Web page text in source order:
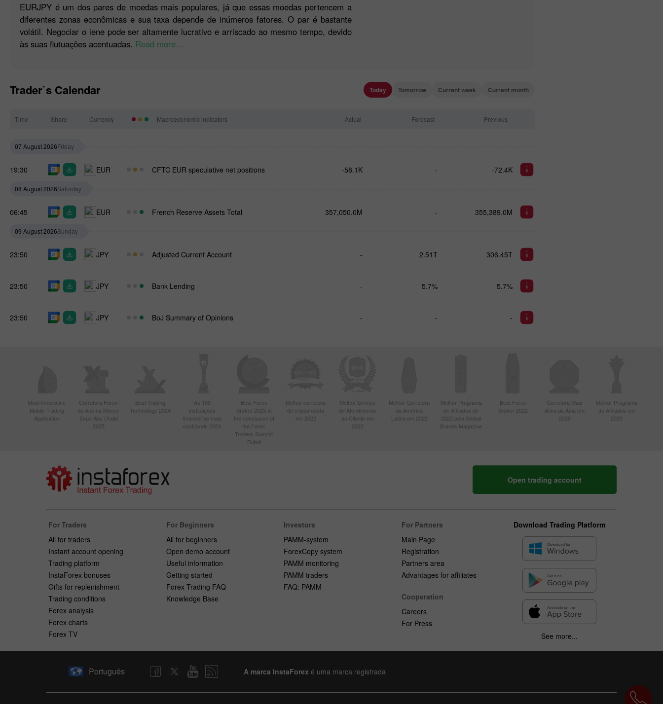
EURJPY é um dos pares de moedas mais populares, já que essas moedas pertencem a
diferentes zonas econômicas e sua taxa depende de inúmeros fatores. O par é bastante
volátil. Negociar o iene pode ser altamente lucrativo e arriscado ao mesmo tempo, devido
às suas flutuações acentuadas. Read more...
Trader`s Calendar Today Tomorrow Current week Current month
Time Share Currency Macroeconomic indicators Actual Forecast Previous
07 August 2026Friday
19:30 EUR CFTC EUR speculative net positions -58.1K - -72.4K
08 August 2026Saturday
06:45 EUR French Reserve Assets Total 357,050.0M - 355,389.0M
09 August 2026Sunday
23:50 JPY Adjusted Current Account - 2.51T 306.45T
23:50 JPY Bank Lending - 5.7% 5.7%
23:50 JPY BoJ Summary of Opinions - - -
Most Innovative
Mobile Trading
Application
Corretora Forex
do Ano na Money
Expo Abu Dhabi
2025
Best Trading
Technology 2024
As 100
instituições
financeiras mais
confiáveis 2024
Best Forex
Broker 2023 at
the conclusion of
the Forex
Traders Summit
Dubai
Melhor corretora
de criptomoeda
em 2022
Melhor Serviço
de Atendimento
ao Cliente em
2022
Melhor Corretora
da América
Latina em 2022
Melhor Programa
de Afiliados de
2022 pela Global
Brands Magazine
Best Forex
Broker 2022
Corretora Mais
Ativa da Ásia em
2020
Melhor Programa
de Afiliados em
2020
Open trading account
For Traders
All for traders
Instant account opening
Trading platform
InstaForex bonuses
Gifts for replenishment
Trading conditions
Forex analysis
Forex charts
Forex TV
For Beginners
All for beginners
Open demo account
Useful information
Getting started
Forex Trading FAQ
Knowledge Base
Investors
PAMM-system
ForexCopy system
PAMM monitoring
PAMM traders
FAQ: PAMM
For Partners
Main Page
Registration
Partners area
Advantages for affiliates
Cooperation
Careers
For Press
Download Trading Platform
See more...
Português A marca InstaForex é uma marca registrada